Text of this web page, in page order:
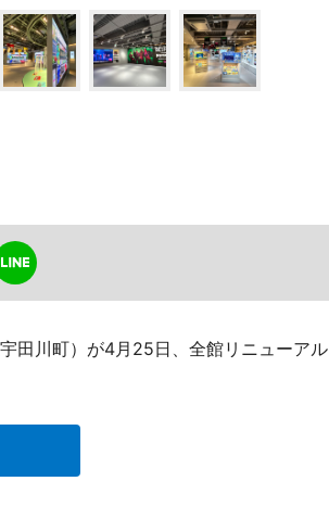
田川町）が4月25日、全館リニューアル